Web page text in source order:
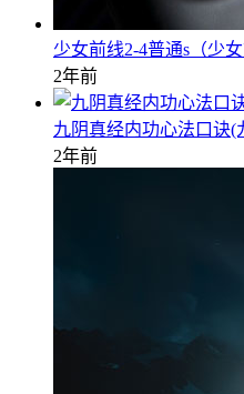
少女前线2-4普通s（少女
2年前
九阴真经内功心法口诀(
2年前